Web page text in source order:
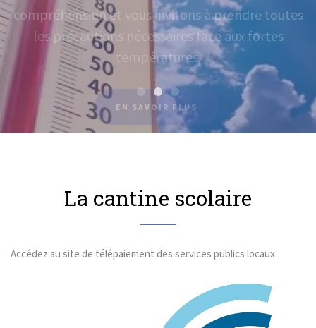
les précautions nécessaires face aux fortes
températures.
EN SAVOIR PLUS
La cantine scolaire
Accédez au site de télépaiement des services publics locaux.